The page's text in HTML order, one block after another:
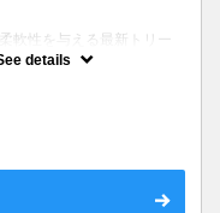
軟性を与える最新トリー
長さ料金あり《こちらのク
details